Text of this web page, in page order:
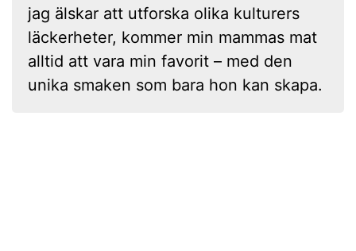
jag älskar att utforska olika kulturers
läckerheter, kommer min mammas mat
alltid att vara min favorit – med den
unika smaken som bara hon kan skapa.